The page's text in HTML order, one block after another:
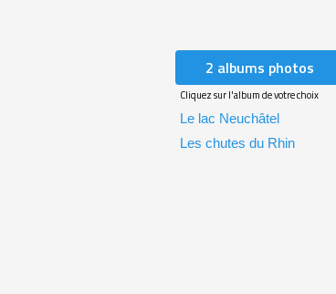
2 albums photos
Cliquez sur l'album de votre choix
Le lac Neuchâtel
Les chutes du Rhin